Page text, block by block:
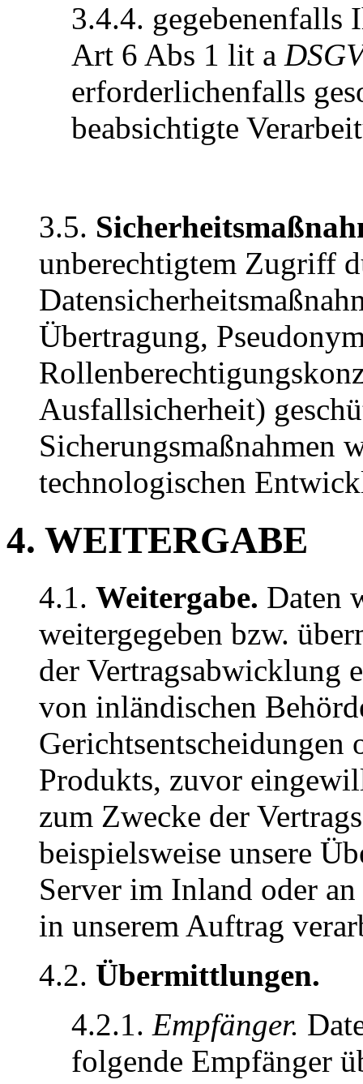
3.4.4.
Art 6 Abs 1 lit a
erforderlichenfalls
beabsichtigte
3.5.
unberechtigtem Zugriff
Übertragung,
Ausfallsicherheit)
Sicherungsmaßnahmen
technologischen
4. WEITERGABE
4.1. Weitergabe. Daten
weitergegeben bzw.
der Vertragsabwicklung
von inländischen
Gerichtsentscheidungen
Produkts, zuvor
zum Zwecke der
beispielsweise unsere
Server im Inland oder
in unserem Auftrag
4.2. Übermittlungen.
4.2.1. Empfänger.
folgende Empfänger